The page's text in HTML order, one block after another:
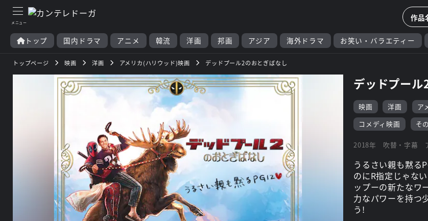
トップ 国内ドラマ アニメ 韓流 洋画 邦画 アジア 海外ドラマ お笑い・バラエティー
トップページ 映画 洋画 アメリカ(ハリウッド)映画 デッドプール2のおとぎばなし
デッドプール
映画 洋画 ア
コメディ映画
そ
2018年 吹替・字幕
うるさい親も黙
のにR指定じゃな
ップーの新たなワ
力なパワーを持つ
う!